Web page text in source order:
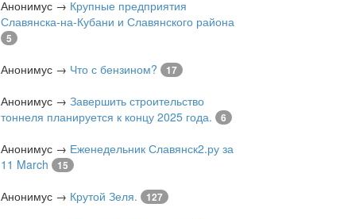
Анонимус → Крупные предприятия
Славянска-на-Кубани и Славянского района
5
Анонимус → Что с бензином? 17
Анонимус → Завершить строительство
тоннеля планируется к концу 2025 года.
6
Анонимус → Еженедельник Славянск2.ру за
11 March
15
Анонимус → Крутой Зеля. 127